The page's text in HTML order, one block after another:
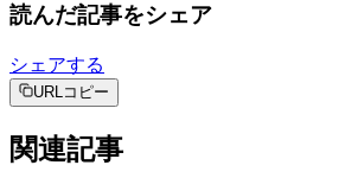
読んだ記事をシェア
シェアする
URLコピー
関連記事